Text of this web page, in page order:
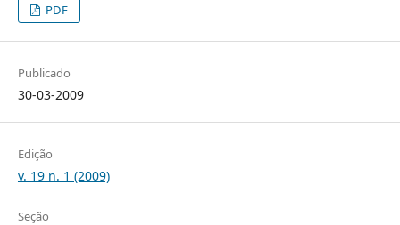
PDF
Publicado
30-03-2009
Edição
v. 19 n. 1 (2009)
Seção